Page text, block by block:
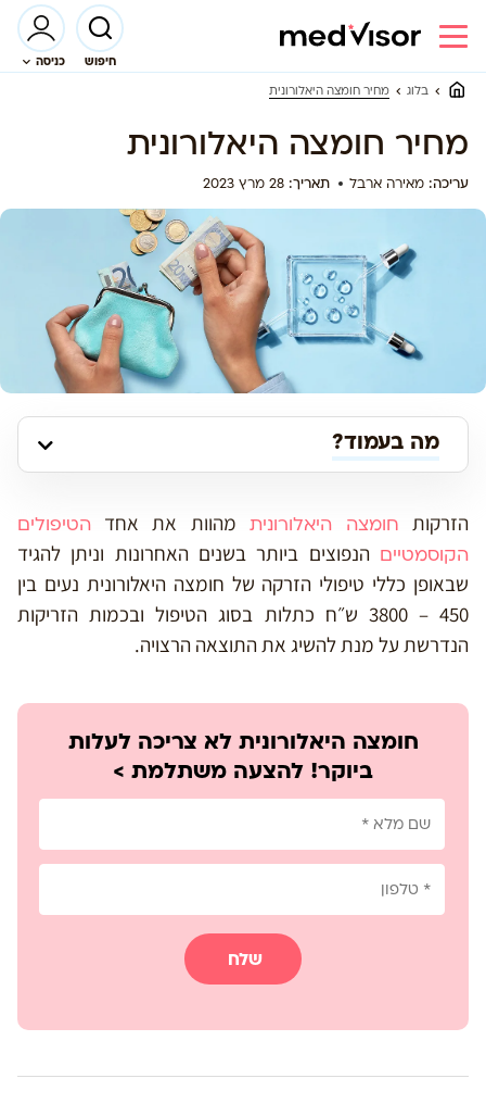
חיפוש
כניסה
בלוג
מחיר חומצה היאלורונית
מחיר חומצה היאלורונית
עריכה: מאירה ארבל תאריך:
מה בעמוד?
הזרקות חומצה היאלורונית מהוות את אחד הטיפולים
הקוסמטיים הנפוצים ביותר בשנים האחרונות וניתן להגיד
שבאופן כללי טיפולי הזרקה של חומצה היאלורונית נעים בין
450 – 3800 ש״ח כתלות בסוג הטיפול ובכמות הזריקות
הנדרשת על מנת להשיג את התוצאה הרצויה.
חומצה היאלורונית לא צריכה לעלות
ביוקר! להצעה משתלמת >
שלח